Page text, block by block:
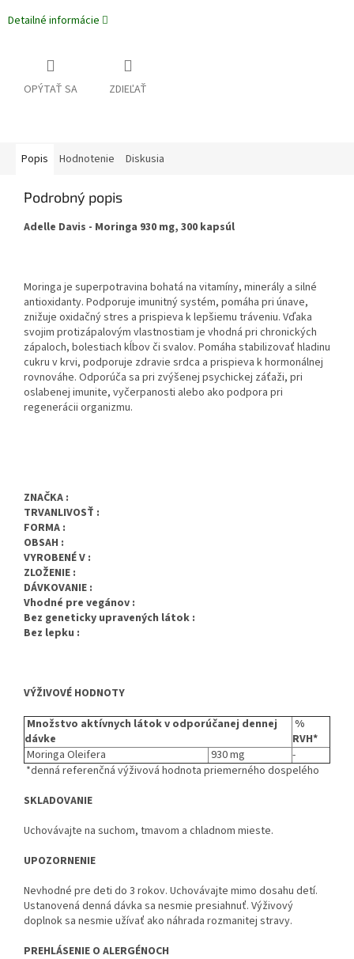
Detailné informácie
OPÝTAŤ SA ZDIEĽAŤ
Popis Hodnotenie Diskusia
Podrobný popis
Adelle Davis - Moringa 930 mg, 300 kapsúl
Moringa je superpotravina bohatá na vitamíny, minerály a silné
antioxidanty. Podporuje imunitný systém, pomáha pri únave,
znižuje oxidačný stres a prispieva k lepšiemu tráveniu. Vďaka
svojim protizápalovým vlastnostiam je vhodná pri chronických
zápaloch, bolestiach kĺbov či svalov. Pomáha stabilizovať hladinu
cukru v krvi, podporuje zdravie srdca a prispieva k hormonálnej
rovnováhe. Odporúča sa pri zvýšenej psychickej záťaži, pri
oslabenej imunite, vyčerpanosti alebo ako podpora pri
regenerácii organizmu.
ZNAČKA :
TRVANLIVOSŤ :
FORMA :
OBSAH :
VYROBENÉ V :
ZLOŽENIE :
DÁVKOVANIE :
Vhodné pre vegánov :
Bez geneticky upravených látok :
Bez lepku :
VÝŽIVOVÉ HODNOTY
Množstvo aktívnych látok v odporúčanej dennej
dávke
%
RVH*
Moringa Oleifera
930 mg
-
*denná referenčná výživová hodnota priemerného dospelého
SKLADOVANIE
Uchovávajte na suchom, tmavom a chladnom mieste.
UPOZORNENIE
Nevhodné pre deti do 3 rokov. Uchovávajte mimo dosahu detí.
Ustanovená denná dávka sa nesmie presiahnuť. Výživový
doplnok sa nesmie užívať ako náhrada rozmanitej stravy.
PREHLÁSENIE O ALERGÉNOCH